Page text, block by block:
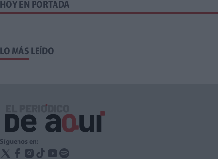
HOY EN PORTADA
LO MÁS LEÍDO
Síguenos en: